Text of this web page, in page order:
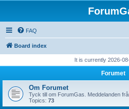
FAQ
Board index
It is currently 2026-
Forumet
Om Forumet
Tyck till om ForumGas. Meddelanden
Topics: 73